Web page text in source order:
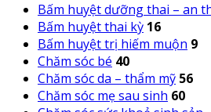
Bấm huyệt dưỡng thai – an
Bấm huyệt thai kỳ 16
Bấm huyệt trị hiếm muộn 9
Chăm sóc bé 40
Chăm sóc da – thẩm mỹ 56
Chăm sóc mẹ sau sinh 60